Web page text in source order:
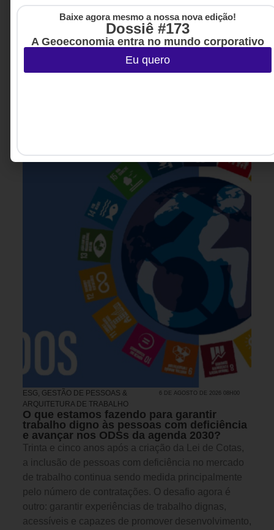
prever corretamente o próximo choque, mas em
construir operações capazes de se adaptar
rapidamente a diferentes realidades sem
comprometer resultados.
professor de MBA e Pós-
ESG, GESTÃO DE PESSOAS &
ARQUITETURA DE TRABALHO
6 DE AGOSTO DE 2026 08H00
O que estamos fazendo para garantir
trabalho digno às pessoas com deficiência
e avançar nos ODSs da agenda 2030?
Trinta e cinco anos após a criação da Lei de Cotas,
a inclusão de pessoas com deficiência no mercado
de trabalho continua sendo medida principalmente
pelo número de contratações. O desafio agora é
outro: garantir experiências de trabalho dignas,
acessíveis e capazes de promover desenvolvimento,
Baixe agora mesmo a nossa nova edição!
Dossiê #173
A Geoeconomia entra no mundo corporativo
Eu quero